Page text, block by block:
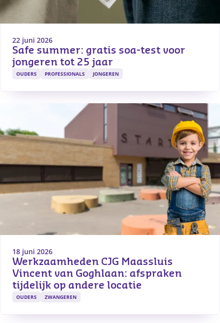
22 juni 2026
Safe summer: gratis soa-test voor
jongeren tot 25 jaar
OUDERS PROFESSIONALS JONGEREN
18 juni 2026
Werkzaamheden CJG Maassluis
Vincent van Goghlaan: afspraken
tijdelijk op andere locatie
OUDERS ZWANGEREN